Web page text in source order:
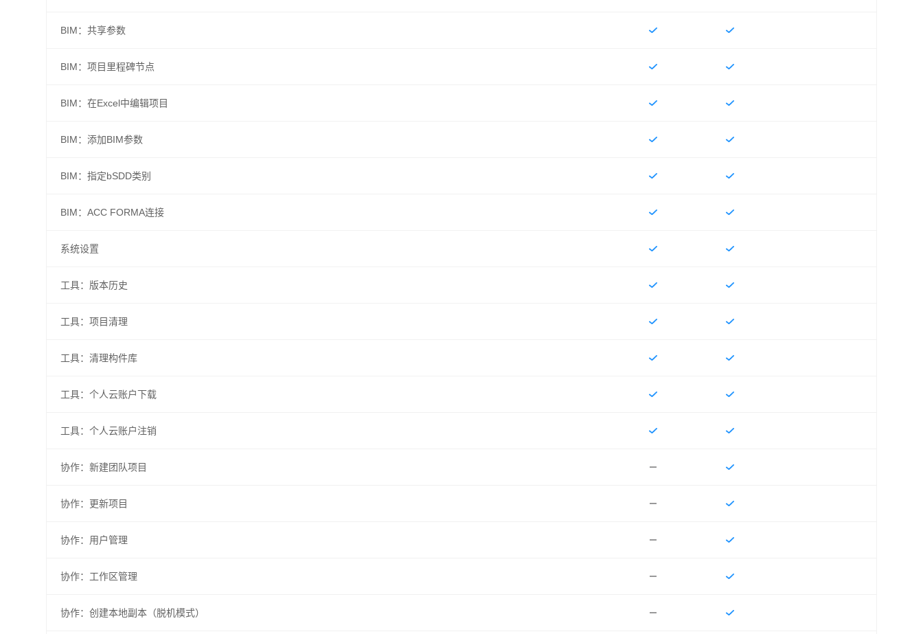
BIM：共享参数
BIM：项目里程碑节点
BIM：在Excel中编辑项目
BIM：添加BIM参数
BIM：指定bSDD类别
BIM：ACC FORMA连接
系统设置
工具：版本历史
工具：项目清理
工具：清理构件库
工具：个人云账户下载
工具：个人云账户注销
协作：新建团队项目
协作：更新项目
协作：用户管理
协作：工作区管理
协作：创建本地副本（脱机模式）